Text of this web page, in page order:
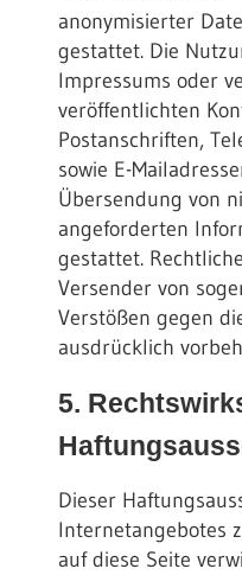
anonymisierter
gestattet. Die
Impressums oder
veröffentlichten
Postanschriften,
sowie E-
Übersendung von
angeforderten
gestattet.
Versender von
Verstößen gegen
ausdrücklich
5.
Dieser
Internetangebotes
auf diese Seite